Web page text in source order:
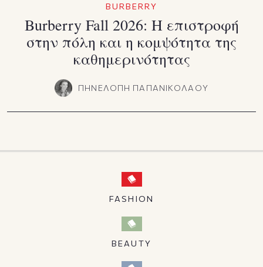
BURBERRY
Burberry Fall 2026: Η επιστροφή
στην πόλη και η κομψότητα της
καθημερινότητας
ΠΗΝΕΛΟΠΗ ΠΑΠΑΝΙΚΟΛΑΟΥ
FASHION
BEAUTY